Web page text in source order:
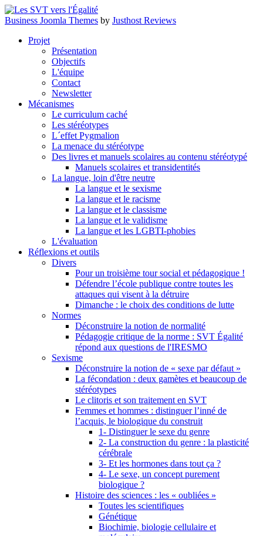
Business Joomla Themes by Justhost Reviews
Projet
Présentation
Objectifs
L'équipe
Contact
Newsletter
Mécanismes
Le curriculum caché
Les stéréotypes
L´effet Pygmalion
La menace du stéréotype
Des livres et manuels scolaires au contenu stéréotypé
Manuels scolaires et transidentités
La langue, loin d'être neutre
La langue et le sexisme
La langue et le racisme
La langue et le classisme
La langue et le validisme
La langue et les LGBTI-phobies
L'évaluation
Réflexions et outils
Divers
Pour un troisième tour social et pédagogique !
Défendre l’école publique contre toutes les
attaques qui visent à la détruire
Dimanche : le choix des conditions de lutte
Normes
Déconstruire la notion de normalité
Pédagogie critique de la norme : SVT Égalité
répond aux questions de l'IRESMO
Sexisme
Déconstruire la notion de « sexe par défaut »
La fécondation : deux gamètes et beaucoup de
stéréotypes
Le clitoris et son traitement en SVT
Femmes et hommes : distinguer l’inné de
l’acquis, le biologique du construit
1- Distinguer le sexe du genre
2- La construction du genre : la plasticité
cérébrale
3- Et les hormones dans tout ça ?
4- Le sexe, un concept purement
biologique ?
Histoire des sciences : les « oubliées »
Toutes les scientifiques
Génétique
Biochimie, biologie cellulaire et